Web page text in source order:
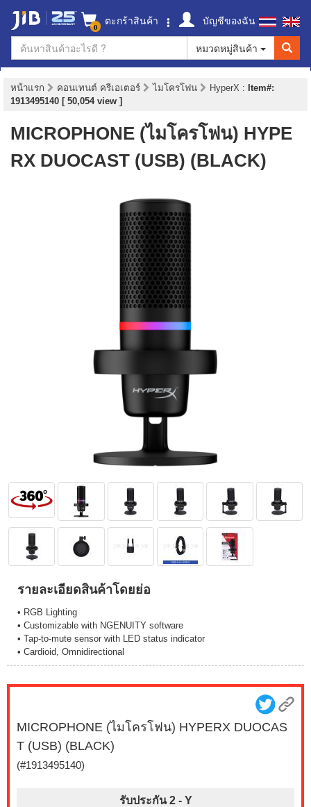
0 ตะกร้าสินค้า
บัญชีของฉัน
หมวดหมู่สินค้า
หน้าแรก คอนเทนต์ ครีเอเตอร์ ไมโครโฟน HyperX : Item#:
1913495140 [ 50,054 view ]
MICROPHONE (ไมโครโฟน) HYPE
RX DUOCAST (USB) (BLACK)
รายละเอียดสินค้าโดยย่อ
• RGB Lighting
• Customizable with NGENUITY software
• Tap-to-mute sensor with LED status indicator
• Cardioid, Omnidirectional
MICROPHONE (ไมโครโฟน) HYPERX DUOCAS
T (USB) (BLACK)
(#1913495140)
รับประกัน 2 - Y